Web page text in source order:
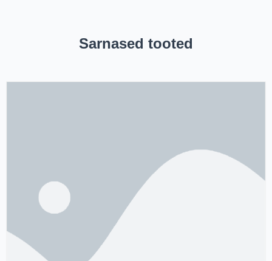
Sarnased tooted